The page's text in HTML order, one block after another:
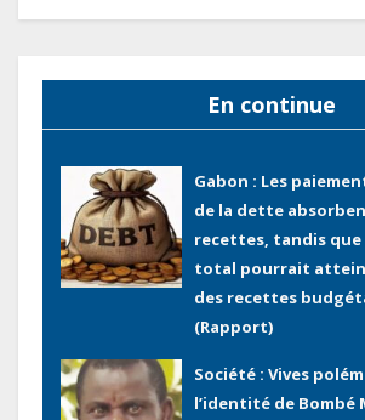
En continue
Gabon : Ismaël
d’inspection des
routiers d’EBOMAF
dans la Ngounié
Gabon : Les
de la dette
recettes, tandis que
total pourrait
des recettes
(Rapport)
Société : Vives
l’identité de Bombé